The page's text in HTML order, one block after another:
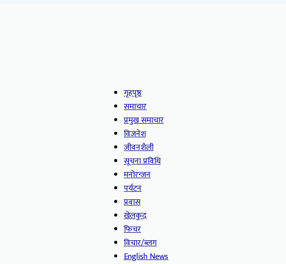
गृहपृष्ठ
समाचार
प्रमुख समाचार
विजनेश
जीवनशैली
सूचना प्रविधि
मनोरन्जन
पर्यटन
प्रवास
खेलकुद
फिचर
विचार/ब्लग
English News